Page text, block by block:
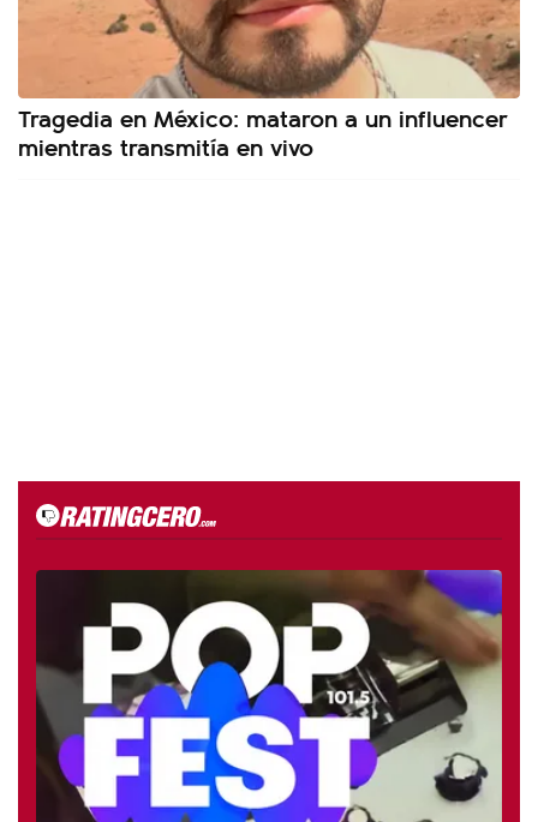
Tragedia en México: mataron a un influencer
mientras transmitía en vivo